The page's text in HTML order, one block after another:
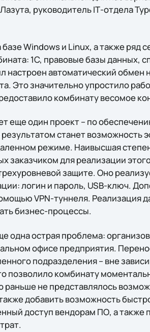
руководитель IТ-отдела
Windows и Linux, а также ряд
1C, правовые базы данных,
настроен автоматический
Это значительно упростило
комбинату весомое
еще один проект – по
станет возможность
режиме. Наивысшая
заказчиком для реализации
защите. Оно
логин и пароль, USB-ключ.
VPN-туннеля. Реализация
бизнес-процессы.
одна острая проблема:
офисе предприятия.
подразделения – вне
позволило комбинату
раньше не представлялось
добавить возможность
доступ вендорам ПО, а также